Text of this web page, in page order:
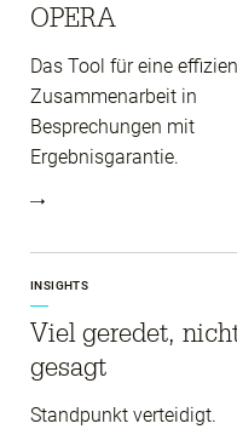
OPERA
Das Tool für eine
Zusammenarbeit in
Besprechungen mit
Ergebnisgarantie.
INSIGHTS
Viel geredet,
gesagt
Standpunkt verteidigt.